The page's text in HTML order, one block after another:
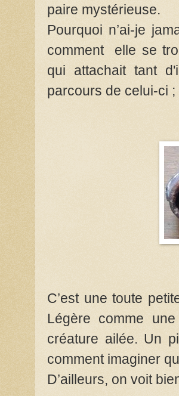
paire mystérieuse.
Pourquoi n’ai-je
comment
elle se
qui attachait tant
parcours de celui-ci ;
C’est une toute
Légère comme
créature ailée. Un
comment imaginer
D’ailleurs, on voit